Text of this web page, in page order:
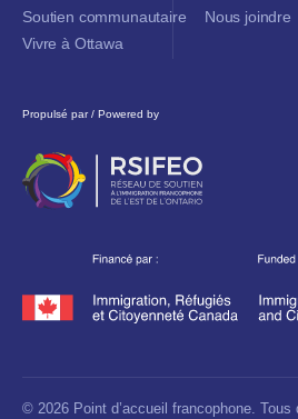
Soutien communautaire
Vivre à Ottawa
Nous joindre
Propulsé par / Powered by
© 2026 Point d’accueil francophone. Tous